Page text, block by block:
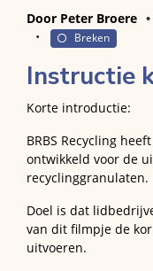
Door Peter Broere
Breken
Instructie
Korte introductie:
BRBS Recycling
ontwikkeld voor de
recyclinggranulaten.
Doel is dat
van dit filmpje de
uitvoeren.